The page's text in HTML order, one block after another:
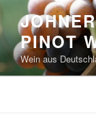
to
contentPINOT
Wein aus